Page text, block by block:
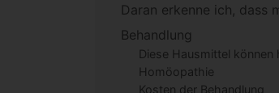
Daran erkenne ich, dass
Behandlung
Diese Hausmittel können
Homöopathie
Kosten der Behandlung